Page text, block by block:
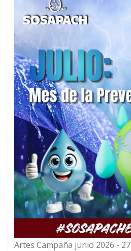
Artes Campaña junio 2026 - 27